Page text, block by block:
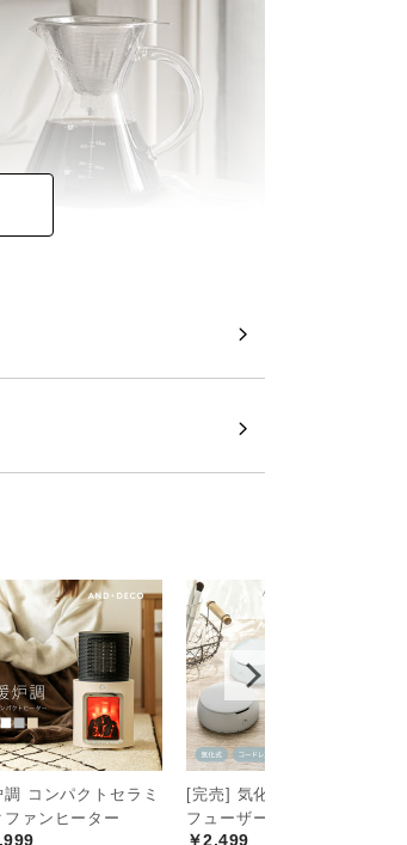
式を採用。アロマオイル
調 コンパクトセラミ
ファンヒーター
[完売] 気化式アロマディ
フューザー
￥2,499